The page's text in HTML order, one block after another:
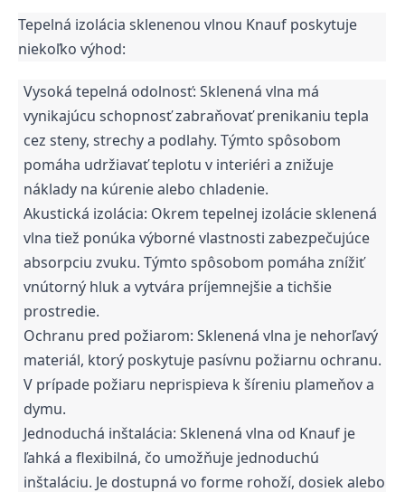
Tepelná izolácia sklenenou vlnou Knauf poskytuje
niekoľko výhod:
Vysoká tepelná odolnosť: Sklenená vlna má
vynikajúcu schopnosť zabraňovať prenikaniu tepla
cez steny, strechy a podlahy. Týmto spôsobom
pomáha udržiavať teplotu v interiéri a znižuje
náklady na kúrenie alebo chladenie.
Akustická izolácia: Okrem tepelnej izolácie sklenená
vlna tiež ponúka výborné vlastnosti zabezpečujúce
absorpciu zvuku. Týmto spôsobom pomáha znížiť
vnútorný hluk a vytvára príjemnejšie a tichšie
prostredie.
Ochranu pred požiarom: Sklenená vlna je nehorľavý
materiál, ktorý poskytuje pasívnu požiarnu ochranu.
V prípade požiaru neprispieva k šíreniu plameňov a
dymu.
Jednoduchá inštalácia: Sklenená vlna od Knauf je
ľahká a flexibilná, čo umožňuje jednoduchú
inštaláciu. Je dostupná vo forme rohoží, dosiek alebo